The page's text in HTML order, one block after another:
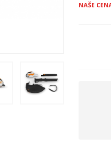
NAŠE